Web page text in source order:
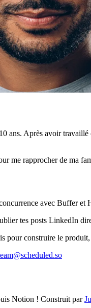
ans. Après avoir
me rapprocher de ma
avec Buffer
tes posts LinkedIn
construire le
Notion ! Construit par